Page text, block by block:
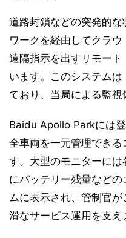
道路封鎖などの突発的な
ワークを経由してクラ
遠隔指示を出すリモー
います。このシステム
ており、当局による監視
Baidu Apollo Parkには
全車両を一元管理できる
す。大型のモニターに
にバッテリー残量など
ムに表示され、管制官
滑なサービス運用を支え